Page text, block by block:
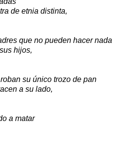
de etnia distinta,
que no pueden hacer nada
hijos,
su único trozo de pan
a su lado,
a matar